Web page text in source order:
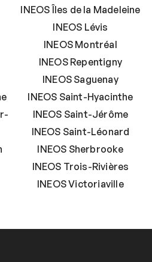
INEOS Îles de la Madeleine
INEOS Lévis
INEOS Montréal
INEOS Repentigny
INEOS Saguenay
INEOS Saint-Hyacinthe
INEOS Saint-Jérôme
INEOS Saint-Léonard
INEOS Sherbrooke
INEOS Trois-Rivières
INEOS Victoriaville